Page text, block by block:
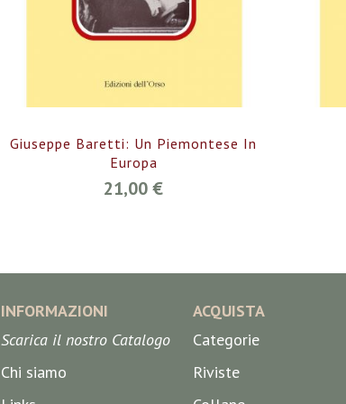
Giuseppe Baretti: Un Piemontese In
Europa
21,00 €
INFORMAZIONI
Scarica il nostro Catalogo
Chi siamo
ACQUISTA
Categorie
Riviste